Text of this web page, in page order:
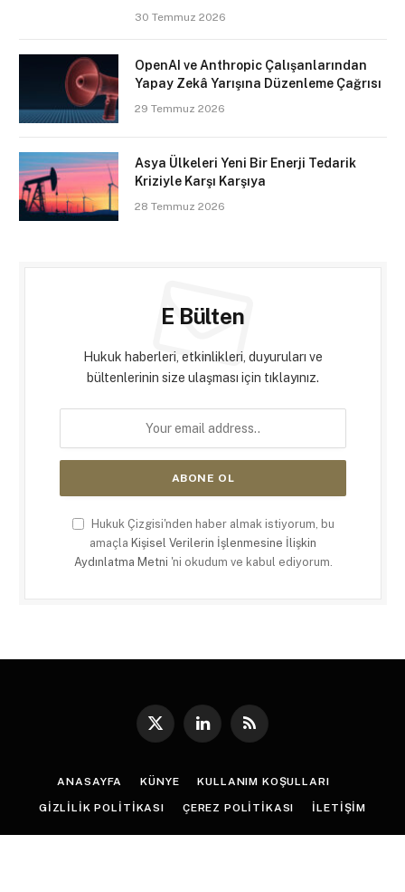
30 Temmuz 2026
OpenAI ve Anthropic Çalışanlarından
Yapay Zekâ Yarışına Düzenleme Çağrısı
29 Temmuz 2026
Asya Ülkeleri Yeni Bir Enerji Tedarik
Kriziyle Karşı Karşıya
28 Temmuz 2026
E Bülten
Hukuk haberleri, etkinlikleri, duyuruları ve
bültenlerinin size ulaşması için tıklayınız.
Hukuk Çizgisi'nden haber almak istiyorum, bu
amaçla Kişisel Verilerin İşlenmesine İlişkin
Aydınlatma Metni 'ni okudum ve kabul ediyorum.
X
LinkedInRSS
ANASAYFA KÜNYE KULLANIM KOŞULLARI
GIZLILIK POLITIKASI ÇEREZ POLITIKASI İLETIŞIM